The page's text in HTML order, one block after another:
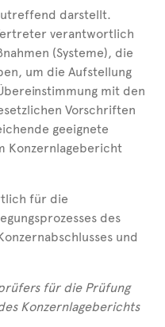
darstellt.
verantwortlich
(Systeme), die
um die Aufstellung
mit den
Vorschriften
geeignete
Konzernlagebericht
für die
des
und
für die Prüfung
Konzernlageberichts